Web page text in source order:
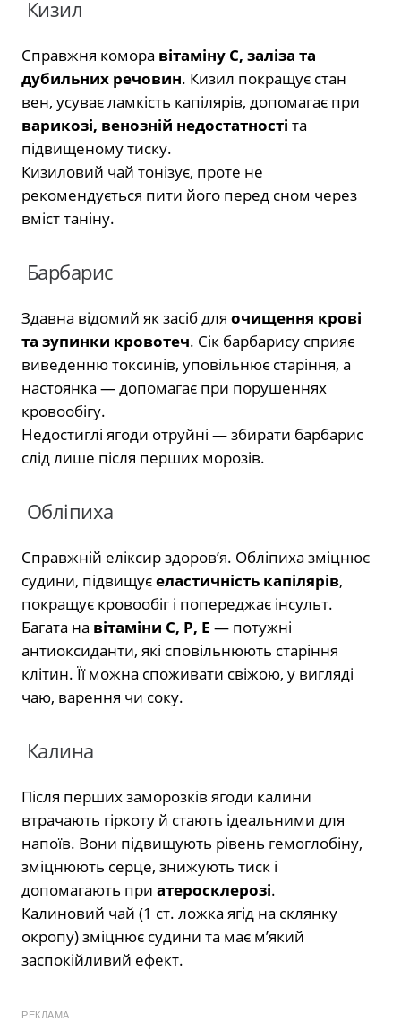
Кизил
Справжня комора вітаміну С, заліза та
дубильних речовин. Кизил покращує стан
вен, усуває ламкість капілярів, допомагає при
варикозі, венозній недостатності та
підвищеному тиску.
Кизиловий чай тонізує, проте не
рекомендується пити його перед сном через
вміст таніну.
Барбарис
Здавна відомий як засіб для очищення крові
та зупинки кровотеч. Сік барбарису сприяє
виведенню токсинів, уповільнює старіння, а
настоянка — допомагає при порушеннях
кровообігу.
Недостиглі ягоди отруйні — збирати барбарис
слід лише після перших морозів.
Обліпиха
Справжній еліксир здоров’я. Обліпиха зміцнює
судини, підвищуєеластичність капілярів,
покращує кровообіг і попереджає інсульт.
Багата на вітаміни С, Р, Е — потужні
антиоксиданти, які сповільнюють старіння
клітин. Її можна споживати свіжою, у вигляді
чаю, варення чи соку.
Калина
Після перших заморозків ягоди калини
втрачають гіркоту й стають ідеальними для
напоїв. Вони підвищують рівень гемоглобіну,
зміцнюють серце, знижують тиск і
допомагають при атеросклерозі.
Калиновий чай (1 ст. ложка ягід на склянку
окропу) зміцнює судини та має м’який
заспокійливий ефект.
РЕКЛАМА